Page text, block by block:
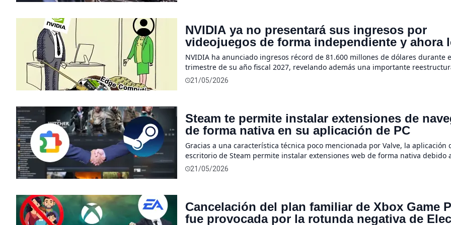
NVIDIA ya no presentará sus ingresos por
videojuegos de forma independiente y ahora
integrará a la división de “Edge Computing”
NVIDIA ha anunciado ingresos récord de 81.600 millones de dólares durante
trimestre de su año fiscal 2027, revelando además una importante
sus informes financieros donde el segmento de videojuegos pasará a
21/05/2026
Steam te permite instalar extensiones de
de forma nativa en su aplicación de PC
Gracias a una característica técnica poco mencionada por Valve, la aplicación
escritorio de Steam permite instalar extensiones web de forma nativa debido
cliente oficial está construido bajo la arquitectura de Chromium, la misma base
21/05/2026
Cancelación del plan familiar de Xbox Game
fue provocada por la rotunda negativa de